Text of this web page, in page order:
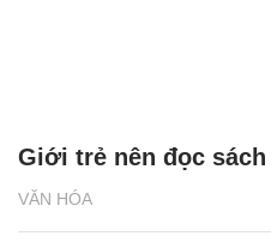
VĂN HÓA
Giới trẻ nên đọc